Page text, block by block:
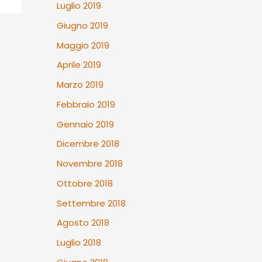
Luglio 2019
Giugno 2019
Maggio 2019
Aprile 2019
Marzo 2019
Febbraio 2019
Gennaio 2019
Dicembre 2018
Novembre 2018
Ottobre 2018
Settembre 2018
Agosto 2018
Luglio 2018